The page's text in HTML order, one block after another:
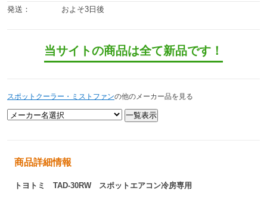
発送：
およそ3日後
当サイトの商品は全て新品です！
スポットクーラー・ミストファンの他のメーカー品を見る
商品詳細情報
トヨトミ TAD-30RW スポットエアコン冷房専用